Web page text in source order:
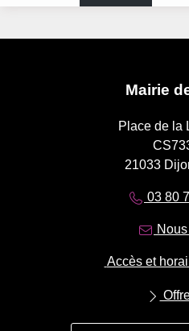
Mairie
Place de la
21033
03 80
Accès et